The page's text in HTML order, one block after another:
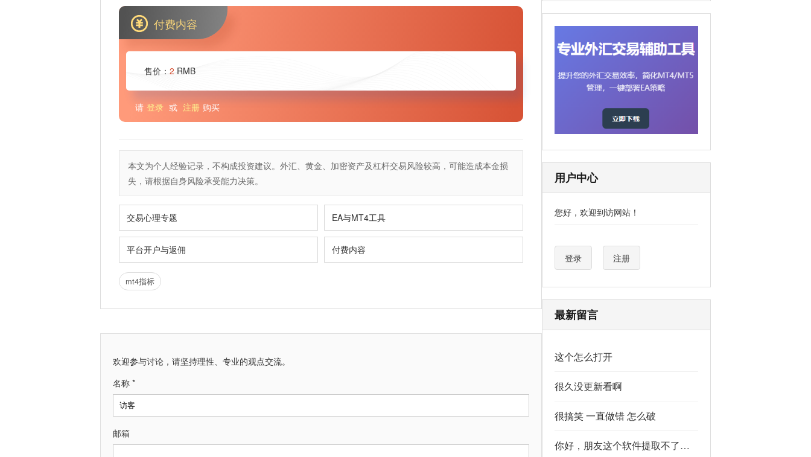
付费内容
售价：2 RMB
请 登录 或 注册 购买
本文为个人经验记录，不构成投资建议。外汇、黄金、加密资产及杠杆交易风险较高，可能造成本金损
失，请根据自身风险承受能力决策。
交易心理专题 EA与MT4工具
平台开户与返佣 付费内容
mt4指标
欢迎参与讨论，请坚持理性、专业的观点交流。
名称 *
邮箱
用户中心
您好，欢迎到访网站！
登录 注册
最新留言
这个怎么打开
很久没更新看啊
很搞笑 一直做错 怎么破
你好，朋友这个软件提取不了如果你看到了，能不能把这个纯净版的发我邮箱里不